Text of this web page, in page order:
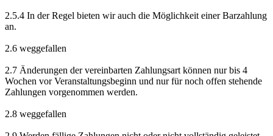
2.5.4 In der Regel bieten wir auch die Möglichkeit einer Barzahlung
an.
2.6 weggefallen
2.7 Änderungen der vereinbarten Zahlungsart können nur bis 4
Wochen vor Veranstaltungsbeginn und nur für noch offen stehende
Zahlungen vorgenommen werden.
2.8 weggefallen